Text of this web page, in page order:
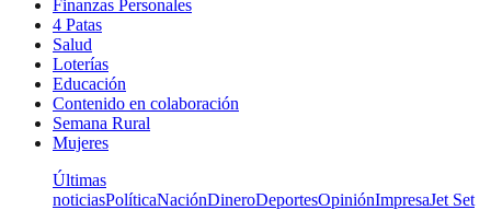
Finanzas Personales
4 Patas
Salud
Loterías
Educación
Contenido en colaboración
Semana Rural
Mujeres
Últimas
noticiasPolíticaNaciónDineroDeportesOpiniónImpresaJet Set